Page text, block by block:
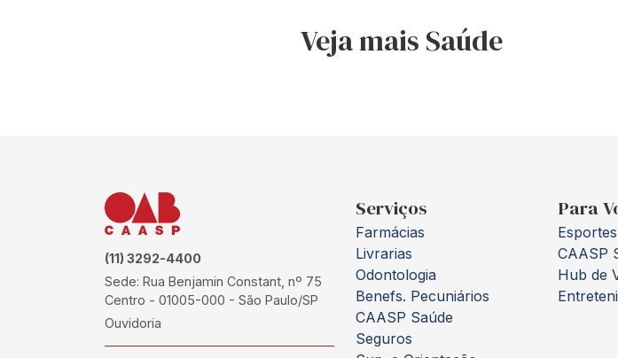
Veja mais Saúde
(11) 3292-4400
Sede: Rua Benjamin Constant, nº 75
Centro - 01005-000 - São Paulo/SP
Ouvidoria
Serviços
Farmácias
Livrarias
Odontologia
Benefs. Pecuniários
CAASP Saúde
Seguros
Para
CAASP
Hub de